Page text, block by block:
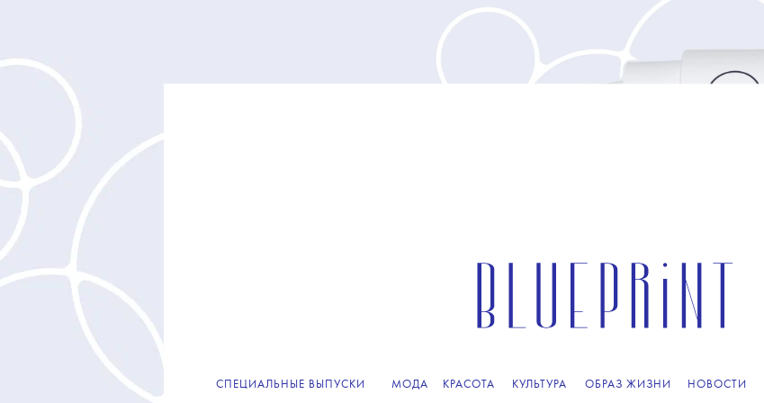
СПЕЦИАЛЬНЫЕ ВЫПУСКИ МОДА КРАСОТА КУЛЬТУРА ОБРАЗ ЖИЗНИ НОВОСТИ